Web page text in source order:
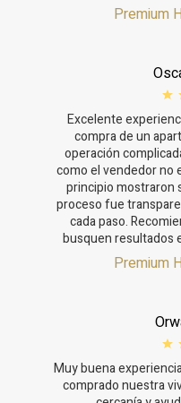
Premium
Excelente
compra de un
operación
como el vendedor no
principio mostraron
proceso fue
cada paso.
busquen resultados
Premium
Muy buena
comprado nuestra